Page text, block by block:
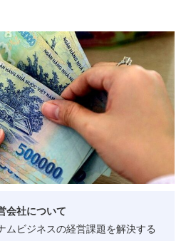
会社について
ムビジネスの経営課題を解決する